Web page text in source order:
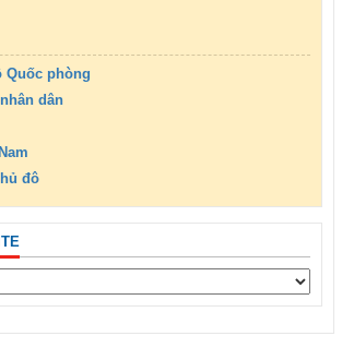
Quốc phòng
dân
đô